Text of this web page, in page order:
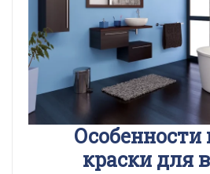
Особенности
краски для